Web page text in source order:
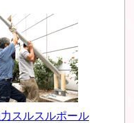
スルスルポール